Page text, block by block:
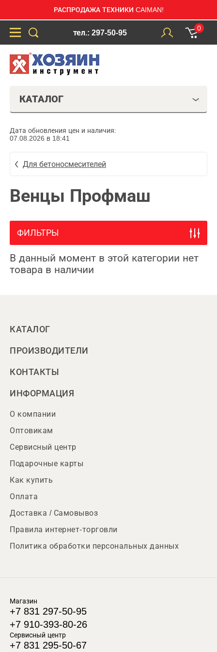
РАСПРОДАЖА ТЕХНИКИ CAIMAN!
тел.: 297-50-95
0
КАТАЛОГ
Дата обновления цен и наличия:
07.08.2026 в 18:41
Для бетоносмесителей
Венцы Профмаш
ФИЛЬТРЫ
В данный момент в этой категории нет
товара в наличии
КАТАЛОГ
ПРОИЗВОДИТЕЛИ
КОНТАКТЫ
ИНФОРМАЦИЯ
О компании
Оптовикам
Сервисный центр
Подарочные карты
Как купить
Оплата
Доставка / Самовывоз
Правила интернет-торговли
Политика обработки персональных данных
Магазин
+7 831 297-50-95
+7 910-393-80-26
Сервисный центр
+7 831 295-50-67